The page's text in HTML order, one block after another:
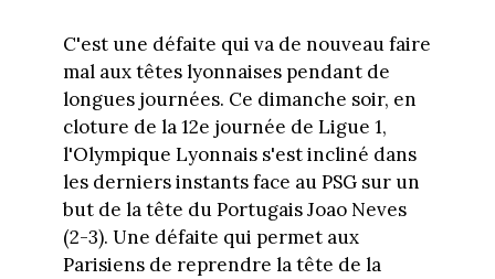
C'est une défaite qui va de nouveau faire
mal aux têtes lyonnaises pendant de
longues journées. Ce dimanche soir, en
cloture de la 12e journée de Ligue 1,
l'Olympique Lyonnais s'est incliné dans
les derniers instants face au PSG sur un
but de la tête du Portugais Joao Neves
(2-3). Une défaite qui permet aux
Parisiens de reprendre la tête de la